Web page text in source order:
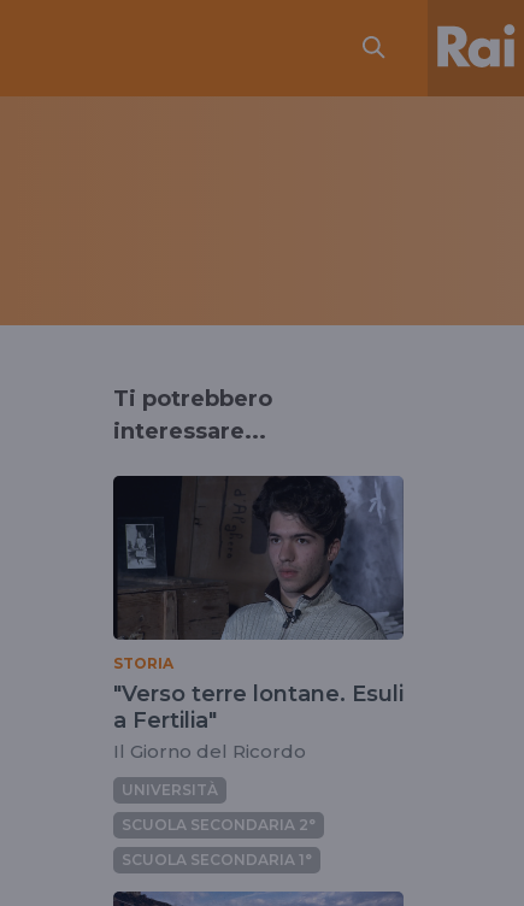
Ti potrebbero
interessare...
STORIA
"Verso terre lontane. Esuli
a Fertilia"
Il Giorno del Ricordo
UNIVERSITÀ
SCUOLA SECONDARIA 2°
SCUOLA SECONDARIA 1°